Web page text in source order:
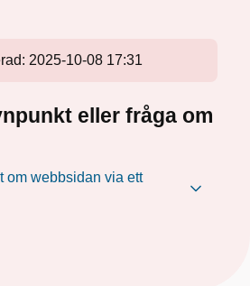
2025-10-08 17:31
eller fråga om
om webbsidan via ett